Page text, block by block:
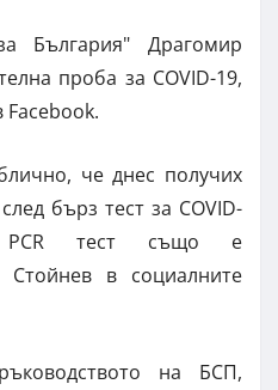
България" Драгомир
проба за COVID-19,
че днес получих
бърз тест за COVID-
PCR тест също е
Стойнев в социалните
на БСП,